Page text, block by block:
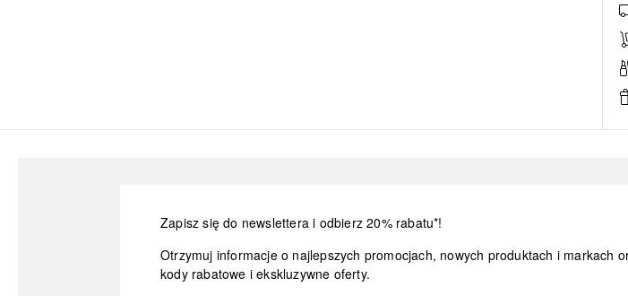
Zapisz się do newslettera i odbierz 20% rabatu*!
Otrzymuj informacje o najlepszych promocjach, nowych produktach i markach
kody rabatowe i ekskluzywne oferty.